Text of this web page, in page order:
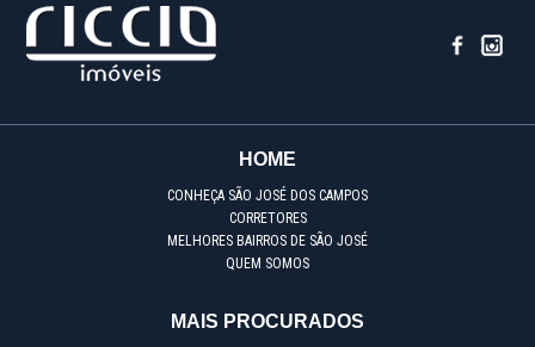
HOME
CONHEÇA SÃO JOSÉ DOS CAMPOS
CORRETORES
MELHORES BAIRROS DE SÃO JOSÉ
QUEM SOMOS
MAIS PROCURADOS